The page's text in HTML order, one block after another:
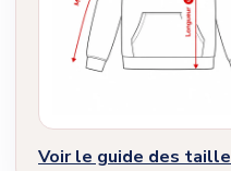
Voir le guide des